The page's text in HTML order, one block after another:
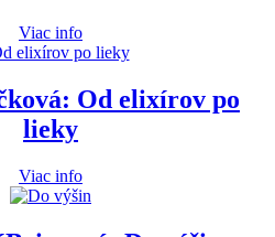
Viac info
Od elixírov po
lieky
Viac info